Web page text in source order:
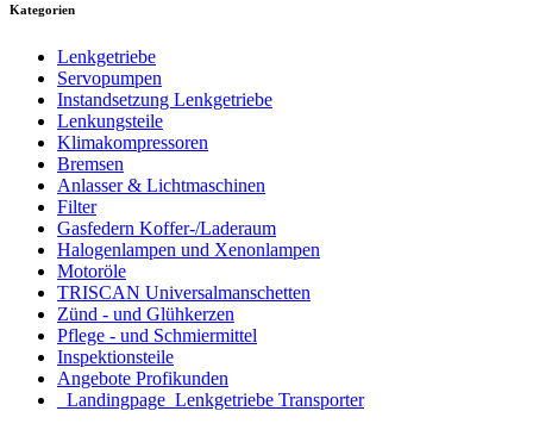
Kategorien
Lenkgetriebe
Servopumpen
Instandsetzung Lenkgetriebe
Lenkungsteile
Klimakompressoren
Bremsen
Anlasser & Lichtmaschinen
Filter
Gasfedern Koffer-/Laderaum
Halogenlampen und Xenonlampen
Motoröle
TRISCAN Universalmanschetten
Zünd - und Glühkerzen
Pflege - und Schmiermittel
Inspektionsteile
Angebote Profikunden
_Landingpage_Lenkgetriebe Transporter